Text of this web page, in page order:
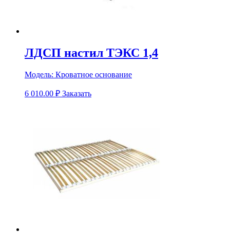
ЛДСП настил ТЭКС 1,4
Модель: Кроватное основание
6 010.00 ₽ Заказать